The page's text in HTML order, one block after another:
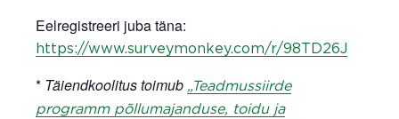
Eelregistreeri juba täna:
https://www.surveymonkey.com/r/98TD26J
* Täiendkoolitus toimub „Teadmussiirde
programm põllumajanduse, toidu ja